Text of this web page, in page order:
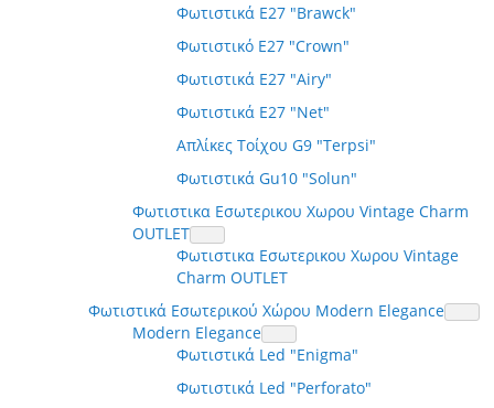
Φωτιστικά E27 "Brawck"
Φωτιστικό E27 "Crown"
Φωτιστικά E27 "Airy"
Φωτιστικά E27 "Net"
Απλίκες Τοίχου G9 "Terpsi"
Φωτιστικά Gu10 "Solun"
Φωτιστικα Εσωτερικου Χωρου Vintage Charm
OUTLET
Φωτιστικα Εσωτερικου Χωρου Vintage
Charm OUTLET
Φωτιστικά Εσωτερικού Χώρου Modern Elegance
Modern Elegance
Φωτιστικά Led "Enigma"
Φωτιστικά Led "Perforato"